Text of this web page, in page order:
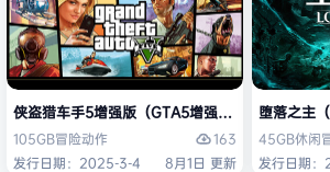
侠盗猎车手5增强版（GTA5增强版（Grand
105GB冒险动作
163
发行日期：2025-3-4
8月1日 更新
堕落之主
45GB休闲
发行日期